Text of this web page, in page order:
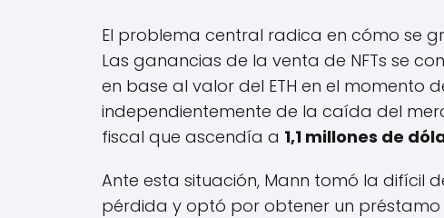
El problema central radica en cómo se
Las ganancias de la venta de NFTs se
en base al valor del ETH en el momento
independientemente de la caída del
fiscal que ascendía a 1,1 millones de
Ante esta situación, Mann tomó la difícil
pérdida y optó por obtener un